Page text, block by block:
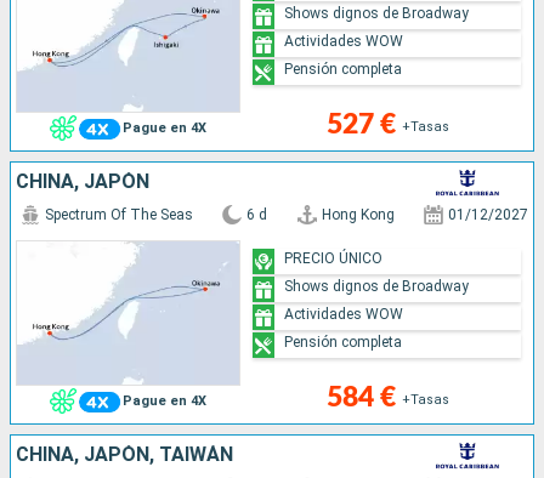
Pague en 4X 527 € +Tasas
Shows dignos de Broadway
Actividades WOW
Pensión completa
CHINA, JAPÓN
Pague en 4X
Spectrum Of The Seas 6 d Hong Kong 01/12/2027
584 € +Tasas
PRECIO ÚNICO
Shows dignos de Broadway
Actividades WOW
Pensión completa
CHINA, JAPÓN, TAIWÁN